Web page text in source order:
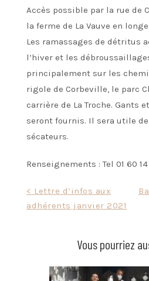
Accès possible par la rue de
la ferme de La Vauve en
Les ramassages de détritus
l’hiver et les
principalement sur les
rigole de Corbeville, le parc
carrière de La Troche. Gants
seront fournis. Il sera utile
sécateurs.
Renseignements : Tel 01 60
Navigation< Lettre d’infos aux
adhérents janvier 2021
Vous pourriez